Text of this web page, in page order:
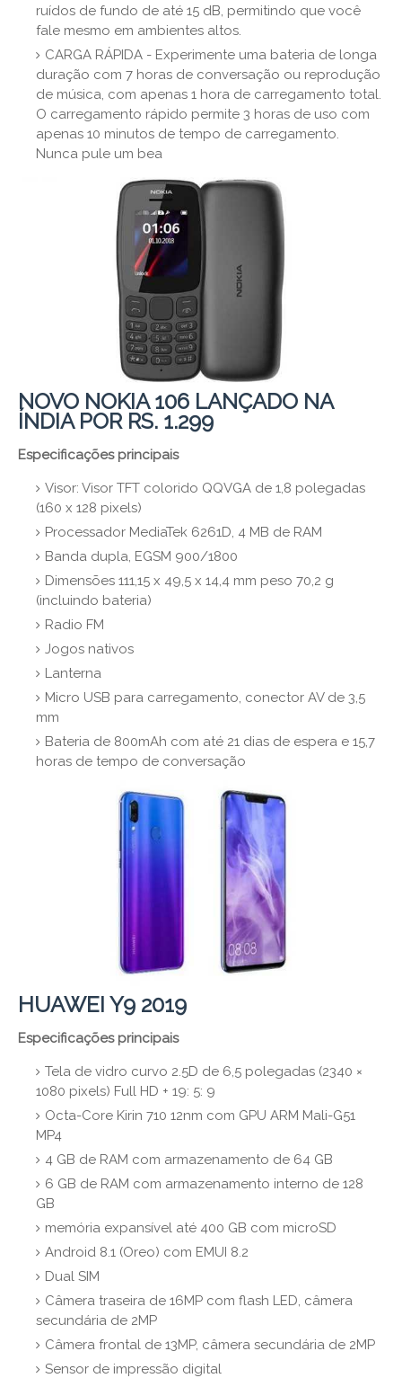
ruídos de fundo de até 15 dB, permitindo que você
fale mesmo em ambientes altos.
CARGA RÁPIDA - Experimente uma bateria de longa
duração com 7 horas de conversação ou reprodução
de música, com apenas 1 hora de carregamento total.
O carregamento rápido permite 3 horas de uso com
apenas 10 minutos de tempo de carregamento.
Nunca pule um bea
NOVO NOKIA 106 LANÇADO NA
ÍNDIA POR RS. 1.299
Especificações principais
Visor: Visor TFT colorido QQVGA de 1,8 polegadas
(160 x 128 pixels)
Processador MediaTek 6261D, 4 MB de RAM
Banda dupla, EGSM 900/1800
Dimensões 111,15 x 49,5 x 14,4 mm peso 70,2 g
(incluindo bateria)
Radio FM
Jogos nativos
Lanterna
Micro USB para carregamento, conector AV de 3,5
mm
Bateria de 800mAh com até 21 dias de espera e 15,7
horas de tempo de conversação
HUAWEI Y9 2019
Especificações principais
Tela de vidro curvo 2.5D de 6,5 polegadas (2340 ×
1080 pixels) Full HD + 19: 5: 9
Octa-Core Kirin 710 12nm com GPU ARM Mali-G51
MP4
4 GB de RAM com armazenamento de 64 GB
6 GB de RAM com armazenamento interno de 128
GB
memória expansível até 400 GB com microSD
Android 8.1 (Oreo) com EMUI 8.2
Dual SIM
Câmera traseira de 16MP com flash LED, câmera
secundária de 2MP
Câmera frontal de 13MP, câmera secundária de 2MP
Sensor de impressão digital